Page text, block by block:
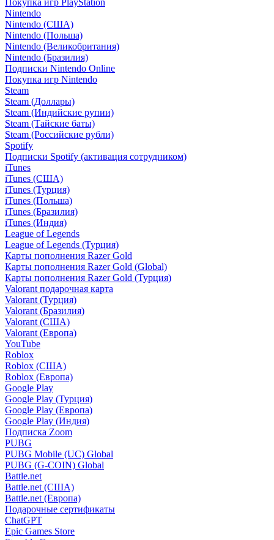
Покупка игр PlayStation
Nintendo
Nintendo (США)
Nintendo (Польша)
Nintendo (Великобритания)
Nintendo (Бразилия)
Подписки Nintendo Online
Покупка игр Nintendo
Steam
Steam (Доллары)
Steam (Индийские рупии)
Steam (Тайские баты)
Steam (Российские рубли)
Spotify
Подписки Spotify (активация сотрудником)
iTunes
iTunes (США)
iTunes (Турция)
iTunes (Польша)
iTunes (Бразилия)
iTunes (Индия)
League of Legends
League of Legends (Турция)
Карты пополнения Razer Gold
Карты пополнения Razer Gold (Global)
Карты пополнения Razer Gold (Турция)
Valorant подарочная карта
Valorant (Турция)
Valorant (Бразилия)
Valorant (США)
Valorant (Европа)
YouTube
Roblox
Roblox (США)
Roblox (Европа)
Google Play
Google Play (Турция)
Google Play (Европа)
Google Play (Индия)
Подписка Zoom
PUBG
PUBG Mobile (UC) Global
PUBG (G-COIN) Global
Battle.net
Battle.net (США)
Battle.net (Европа)
Подарочные сертификаты
ChatGPT
Epic Games Store